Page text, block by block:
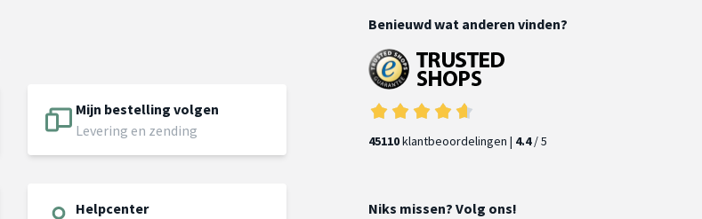
Mijn bestelling volgen
Levering en zending
Helpcenter
Benieuwd wat anderen vinden?
45110klantbeoordelingen | 4.4/ 5
Niks missen? Volg ons!